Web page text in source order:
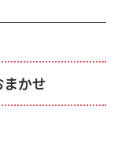
かせ